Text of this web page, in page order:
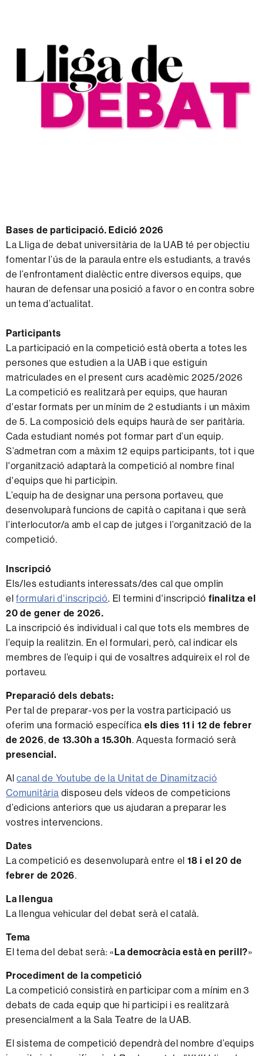
Bases de participació. Edició 2026
La Lliga de debat universitària de la UAB té per objectiu
fomentar l’ús de la paraula entre els estudiants, a través
de l’enfrontament dialèctic entre diversos equips, que
hauran de defensar una posició a favor o en contra sobre
un tema d’actualitat.
Participants
La participació en la competició està oberta a totes les
persones que estudien a la UAB i que estiguin
matriculades en el present curs acadèmic 2025/2026
La competició es realitzarà per equips, que hauran
d'estar formats per un mínim de 2 estudiants i un màxim
de 5. La composició dels equips haurà de ser paritària.
Cada estudiant només pot formar part d’un equip.
S’admetran com a màxim 12 equips participants, tot i que
l'organització adaptarà la competició al nombre final
d'equips que hi participin.
L’equip ha de designar una persona portaveu, que
desenvoluparà funcions de capità o capitana i que serà
l’interlocutor/a amb el cap de jutges i l’organització de la
competició.
Inscripció
Els/les estudiants interessats/des cal que omplin
elformulari d'inscripció. El termini d'inscripció finalitza el
20 de gener de 2026.
La inscripció és individual i cal que tots els membres de
l’equip la realitzin. En el formulari, però, cal indicar els
membres de l’equip i qui de vosaltres adquireix el rol de
portaveu.
Preparació dels debats:
Per tal de preparar-vos per la vostra participació us
oferim una formació específica els dies 11 i 12 de febrer
de 2026,de 13.30h a 15.30h. Aquesta formació serà
presencial.
Alcanal de Youtube de la Unitat de Dinamització
Comunitària disposeu dels vídeos de competicions
d’edicions anteriors que us ajudaran a preparar les
vostres intervencions.
Dates
La competició es desenvoluparà entre el 18 i el 20 de
febrer de 2026.
La llengua
La llengua vehicular del debat serà el català.
Tema
El tema del debat serà: «La democràcia està en perill?»
Procediment de la competició
La competició consistirà en participar com a mínim en 3
debats de cada equip que hi participi i es realitzarà
presencialment a la Sala Teatre de la UAB.
El sistema de competició dependrà del nombre d’equips